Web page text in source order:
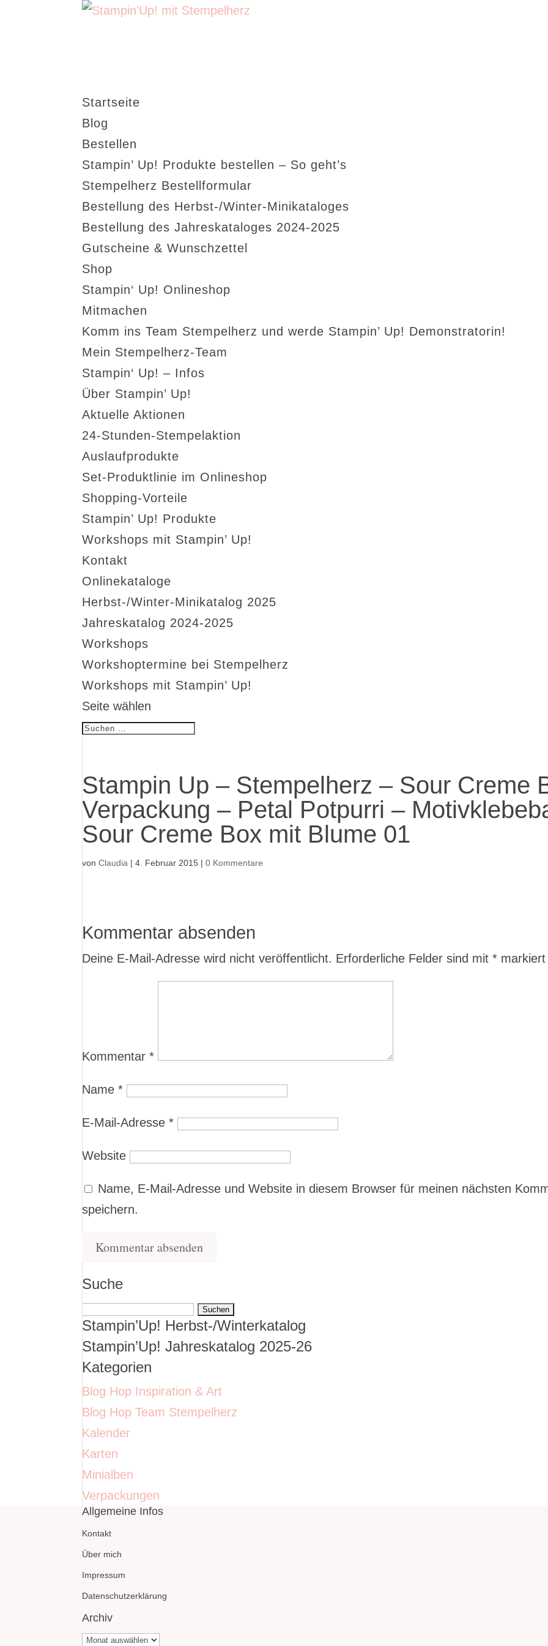
Startseite
Blog
Bestellen
Stampin’ Up! Produkte bestellen – So geht’s
Stempelherz Bestellformular
Bestellung des Herbst-/Winter-Minikataloges
Bestellung des Jahreskataloges 2024-2025
Gutscheine & Wunschzettel
Shop
Stampin‘ Up! Onlineshop
Mitmachen
Komm ins Team Stempelherz und werde Stampin’ Up! Demonstratorin!
Mein Stempelherz-Team
Stampin‘ Up! – Infos
Über Stampin’ Up!
Aktuelle Aktionen
24-Stunden-Stempelaktion
Auslaufprodukte
Set-Produktlinie im Onlineshop
Shopping-Vorteile
Stampin’ Up! Produkte
Workshops mit Stampin’ Up!
Kontakt
Onlinekataloge
Herbst-/Winter-Minikatalog 2025
Jahreskatalog 2024-2025
Workshops
Workshoptermine bei Stempelherz
Workshops mit Stampin’ Up!
Seite wählen
Stampin Up – Stempelherz – Sour Creme
Verpackung – Petal Potpurri –
Sour Creme Box mit Blume 01
vonClaudia |4. Februar 2015 |0 Kommentare
Kommentar absenden
Deine E-Mail-Adresse wird nicht veröffentlicht. Erforderliche Felder sind mit* markiert
Kommentar*
Name*
E-Mail-Adresse*
Website
Name, E-Mail-Adresse und Website in diesem Browser für meinen nächsten
speichern.
Suche
Suchen
nach:
Stampin’Up! Herbst-/Winterkatalog
Stampin’Up! Jahreskatalog 2025-26
Kategorien
Blog Hop Inspiration & Art
Blog Hop Team Stempelherz
Kalender
Karten
Minialben
Verpackungen
Allgemeine Infos
Kontakt
Über mich
Impressum
Datenschutzerklärung
Archiv
Archiv